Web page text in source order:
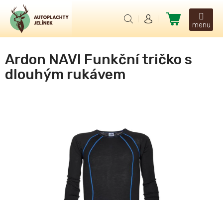
obsah
Nákupní
košík
Ardon NAVI Funkční tričko s
dlouhým rukávem